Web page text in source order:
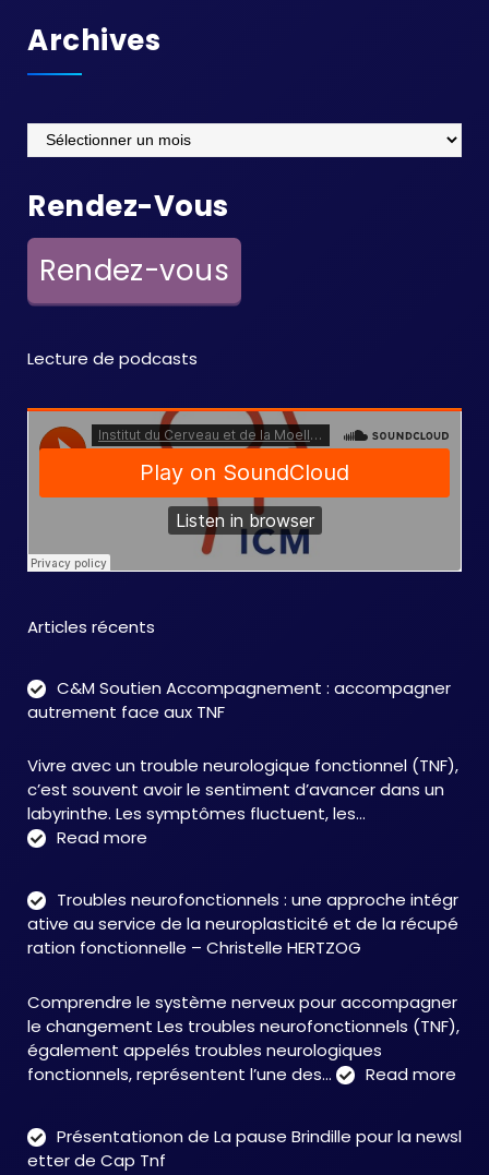
Archives
Archives
Rendez-Vous
Rendez-vous
Lecture de podcasts
Articles récents
C&M Soutien Accompagnement : accompagner
autrement face aux TNF
Vivre avec un trouble neurologique fonctionnel (TNF),
c’est souvent avoir le sentiment d’avancer dans un
labyrinthe. Les symptômes fluctuent, les…
Read more
Accompagnement
:
accompagner
face
aux
TNF
Troubles neurofonctionnels : une approche intégr
ative au service de la neuroplasticité et de la récupé
ration fonctionnelle – Christelle HERTZOG
Comprendre le système nerveux pour accompagner
le changement Les troubles neurofonctionnels (TNF),
également appelés troubles neurologiques
fonctionnels, représentent l’une des…
Read more
:
Présentationon de La pause Brindille pour la newsl
etter de Cap Tnf